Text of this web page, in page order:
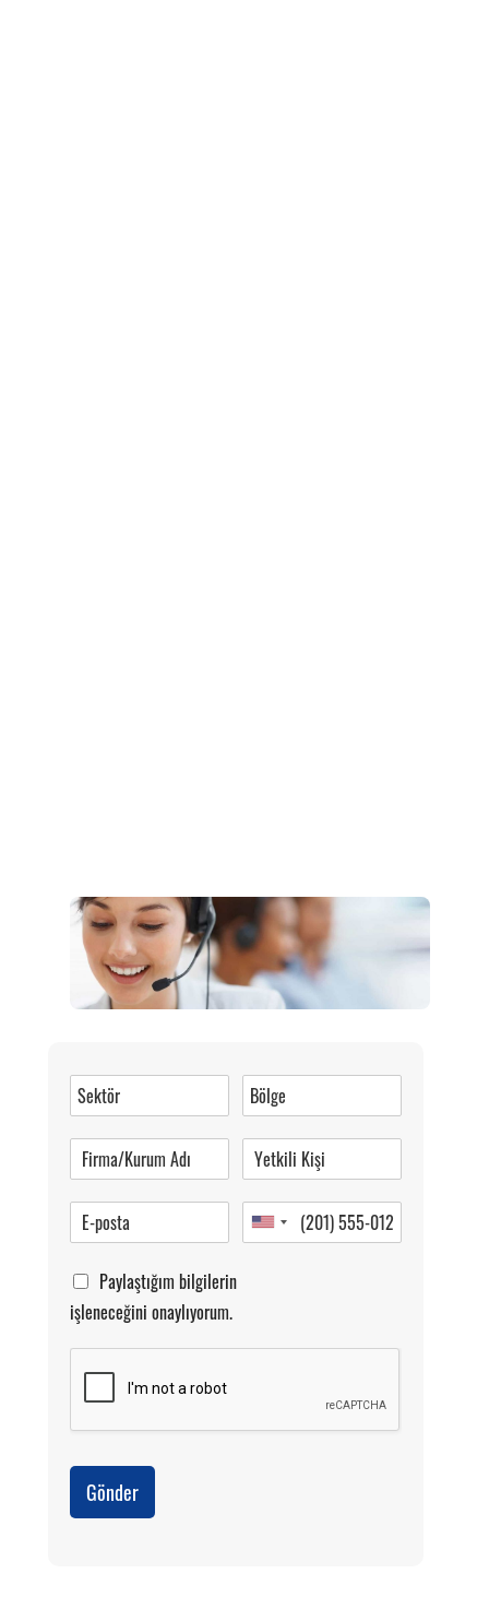
0 (216) 462 49 34
Pazartesi-Cumartesi 09.00-20.00
Paylaştığım bilgilerin
işleneceğini onaylıyorum.
Gönder